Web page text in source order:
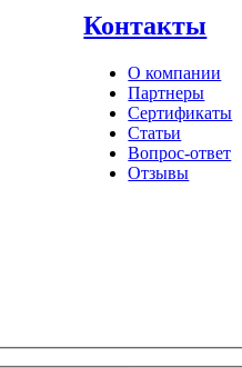
Контакты
О компании
Партнеры
Сертификаты
Статьи
Вопрос-ответ
Отзывы